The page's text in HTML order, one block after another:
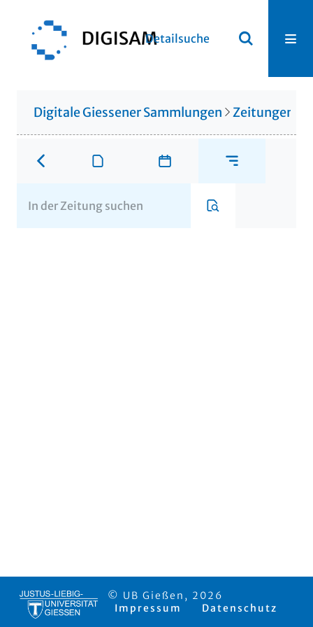
Detailsuche
Digitale Giessener Sammlungen Zeitungen
© UB Gießen, 2026
Impressum
Datenschutz